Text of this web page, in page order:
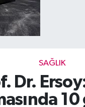
SAĞLIK
Dr.